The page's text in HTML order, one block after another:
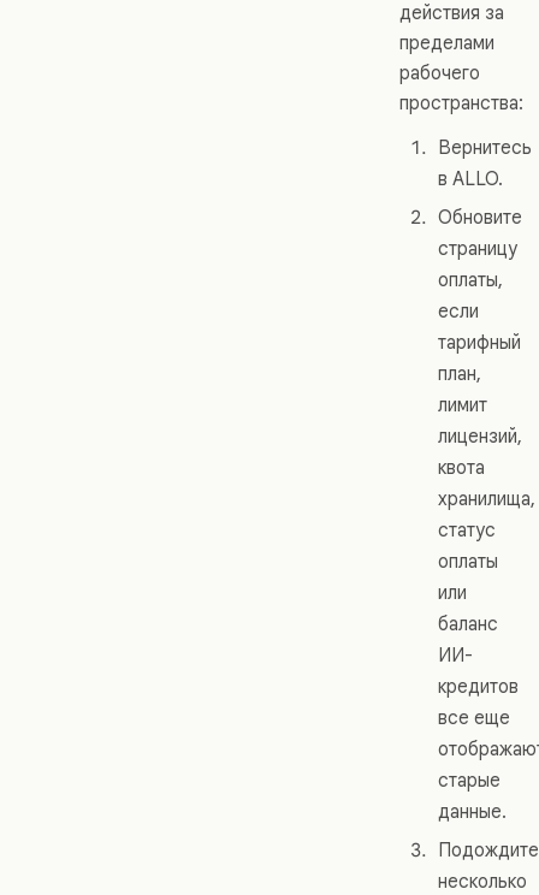
действия за
пределами
рабочего
пространства:
Вернитесь
в ALLO.
Обновите
страницу
оплаты,
если
тарифный
план,
лимит
лицензий,
квота
хранилища,
статус
оплаты
или
баланс
ИИ-
кредитов
все еще
старые
данные.
Подождите
несколько